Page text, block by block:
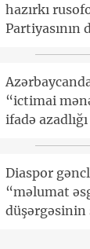
hazırkı
“ictimai
ifadə azadlığı
Diaspor
“məlumat
düşərgəsinin